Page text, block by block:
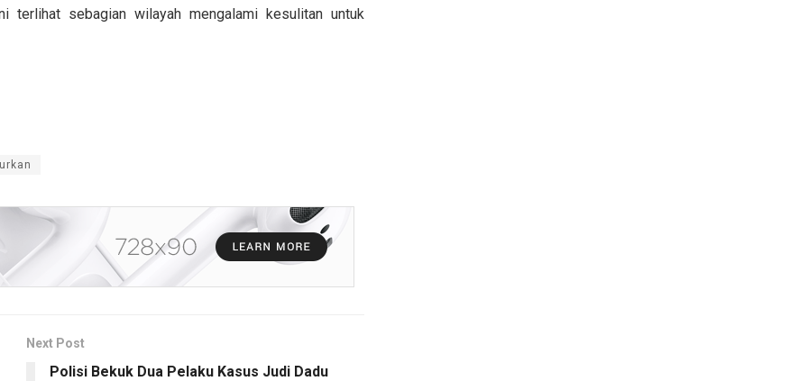
terlihat sebagian wilayah mengalami kesulitan untuk
Next Post
Polisi Bekuk Dua Pelaku Kasus Judi Dadu